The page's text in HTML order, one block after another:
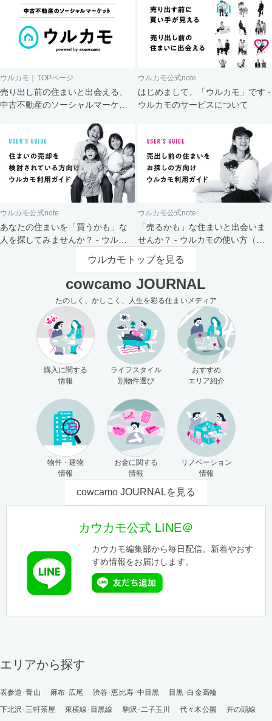
ウルカモ｜TOPページ
売り出し前の住まいと出会える、
中古不動産のソーシャルマーケッ
ウルカモ公式note
はじめまして、「ウルカモ」です -
ウルカモのサービスについて
ウルカモ公式note
あなたの住まいを「買うかも」な
人を探してみませんか？ - ウルカ
ウルカモ公式note
「売るかも」な住まいと出会いま
せんか？ - ウルカモの使い方（買
主さま向け）
ウルカモトップを見る
cowcamo JOURNAL
たのしく、かしこく、人生を彩る住まいメディア
購入に関する
情報
ライフスタイル
別物件選び
おすすめ
エリア紹介
物件・建物
情報
お金に関する
情報
リノベーション
情報
cowcamo JOURNALを見る
カウカモ公式 LINE＠
カウカモ編集部から毎日配信。新着やおす
すめ情報をお届けします。
エリアから探す
表参道･青山 麻布･広尾 渋谷･恵比寿･中目黒
目黒･白金高輪
下北沢･三軒茶屋
東横線･目黒線 駒沢･二子玉川 代々木公園
井の頭線